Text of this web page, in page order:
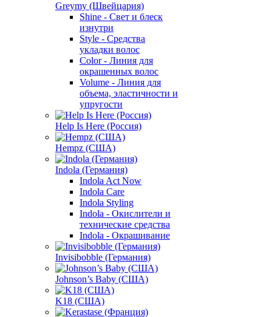
Greymy (Швейцария)
Shine - Свет и блеск
изнутри
Style - Средства
укладки волос
Color - Линия для
окрашенных волос
Volume - Линия для
объема, эластичности и
упругости
Help Is Here (Россия)
Hempz (США)
Indola (Германия)
Indola Act Now
Indola Care
Indola Styling
Indola - Окислители и
технические средства
Indola - Окрашивание
Invisibobble (Германия)
Johnson’s Baby (США)
K18 (США)